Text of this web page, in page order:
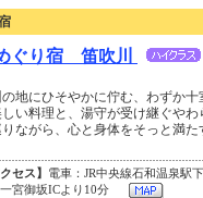
ぐり宿 笛吹川
地にひそやかに佇む、わずか
い料理と、湯守が受け継ぐや
りながら、心と身体をそっと満
クセス】 電車：JR中央線石和温泉
宮御坂ICより10分